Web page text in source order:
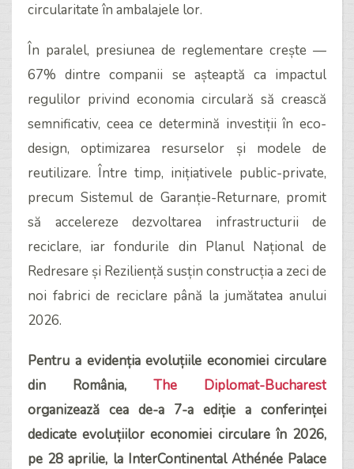
circularitate în ambalajele lor.
În paralel, presiunea de reglementare crește —
67% dintre companii se așteaptă ca impactul
regulilor privind economia circulară să crească
semnificativ, ceea ce determină investiții în eco-
design, optimizarea resurselor și modele de
reutilizare. Între timp, inițiativele public-private,
precum Sistemul de Garanție-Returnare, promit
să accelereze dezvoltarea infrastructurii de
reciclare, iar fondurile din Planul Național de
Redresare și Reziliență susțin construcția a zeci de
noi fabrici de reciclare până la jumătatea anului
2026.
Pentru a evidenția evoluțiile economiei circulare
din România, The Diplomat-Bucharest
organizează cea de-a 7-a ediție a conferinței
dedicate evoluțiilor economiei circulare în 2026,
pe 28 aprilie, la InterContinental Athénée Palace